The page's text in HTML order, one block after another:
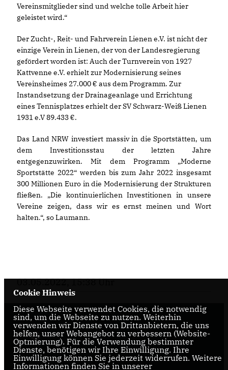
Vereinsmitglieder sind und welche tolle Arbeit hier
geleistet wird.“
Der Zucht-, Reit- und Fahrverein Lienen e.V. ist nicht der
einzige Verein in Lienen, der von der Landesregierung
gefördert worden ist: Auch der Turnverein von 1927
Kattvenne e.V. erhielt zur Modernisierung seines
Vereinsheimes 27.000 € aus dem Programm. Zur
Instandsetzung der Drainageanlage und Errichtung
eines Tennisplatzes erhielt der SV Schwarz-Weiß Lienen
1931 e.V 89.433 €.
Das Land NRW investiert massiv in die Sportstätten, um
dem Investitionsstau der letzten Jahre
entgegenzuwirken. Mit dem Programm „Moderne
Sportstätte 2022“ werden bis zum Jahr 2022 insgesamt
300 Millionen Euro in die Modernisierung der Strukturen
fließen. „Die kontinuierlichen Investitionen in unsere
Vereine zeigen, dass wir es ernst meinen und Wort
halten.“, so Laumann.
03.05.2022, 15:38 Uhr
Cookie Hinweis
Diese Webseite verwendet Cookies, die notwendig
sind, um die Webseite zu nutzen. Weiterhin
verwenden wir Dienste von Drittanbietern, die uns
helfen, unser Webangebot zu verbessern (Website-
Optmierung). Für die Verwendung bestimmter
Dienste, benötigen wir Ihre Einwilligung. Ihre
Einwilligung können Sie jederzeit widerrufen. Weitere
Informationen finden Sie in unserer